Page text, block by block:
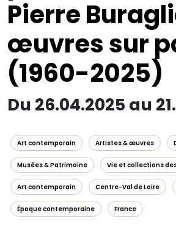
Pierre
œuvres sur
(1960-2025)
Du 26.04.2025 au
Art contemporain Artistes & œuvres
Musées & Patrimoine Vie et collections
Art contemporain Centre-Val de Loire
Époque contemporaine France